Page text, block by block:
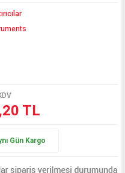
TL
Gün Kargo